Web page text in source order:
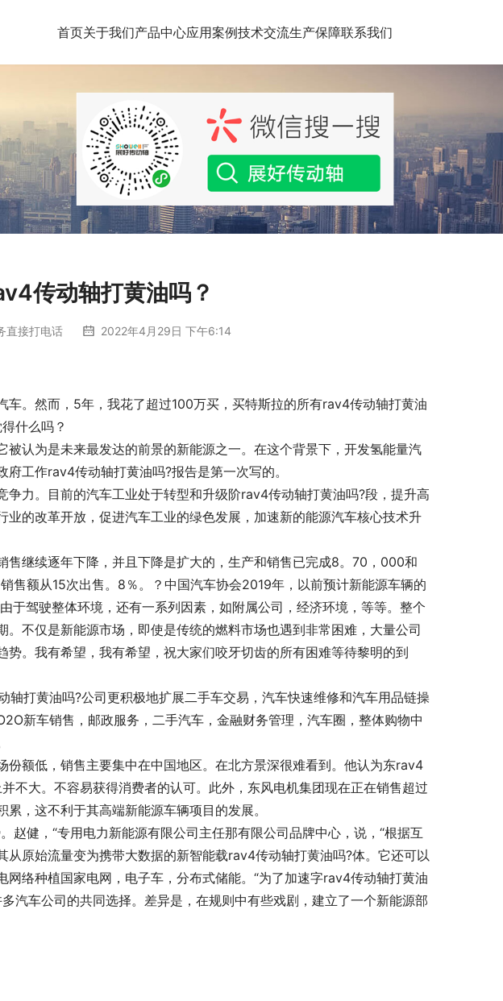
首页关于我们产品中心应用案例技术交流生产保障联系我们
传动轴打黄油吗？
直接打电话 2022年4月29日 下午6:14
车。然而，5年，我花了超过100万买，买特斯拉的所有rav4传动轴打黄油
什么吗？
被认为是未来最发达的前景的新能源之一。在这个背景下，开发氢能量汽
工作rav4传动轴打黄油吗?报告是第一次写的。
争力。目前的汽车工业处于转型和升级阶rav4传动轴打黄油吗?段，提升高
业的改革开放，促进汽车工业的绿色发展，加速新的能源汽车核心技术升
售继续逐年下降，并且下降是扩大的，生产和销售已完成8。70，000和
售额从15次出售。8％。？中国汽车协会2019年，以前预计新能源车辆的
于驾驶整体环境，还有一系列因素，如附属公司，经济环境，等等。整个
。不仅是新能源市场，即使是传统的燃料市场也遇到非常困难，大量公司
势。我有希望，我有希望，祝大家们咬牙切齿的所有困难等待黎明的到
轴打黄油吗?公司更积极地扩展二手车交易，汽车快速维修和汽车用品链操
新车销售，邮政服务，二手汽车，金融财务管理，汽车圈，整体购物中
份额低，销售主要集中在中国地区。在北方景深很难看到。他认为东rav4
不大。不容易获得消费者的认可。此外，东风电机集团现在正在销售超过
，这不利于其高端新能源车辆项目的发展。
赵健，“专用电力新能源有限公司主任那有限公司品牌中心，说，“根据互
从原始流量变为携带大数据的新智能载rav4传动轴打黄油吗?体。它还可以
网络种植国家电网，电子车，分布式储能。“为了加速字rav4传动轴打黄油
汽车公司的共同选择。差异是，在规则中有些戏剧，建立了一个新能源部